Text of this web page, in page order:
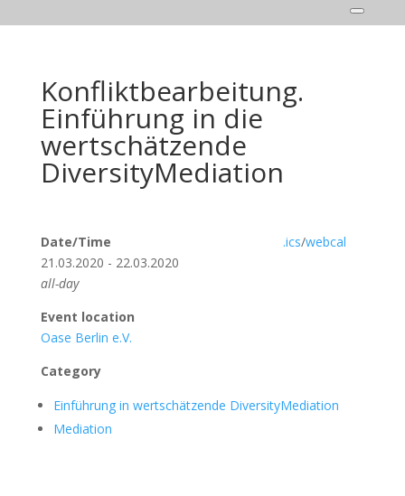
Konfliktbearbeitung.
Einführung in die
wertschätzende
DiversityMediation
.ics/webcal
Date/Time
21.03.2020 - 22.03.2020
all-day
Event location
Oase Berlin e.V.
Category
Einführung in wertschätzende DiversityMediation
Mediation